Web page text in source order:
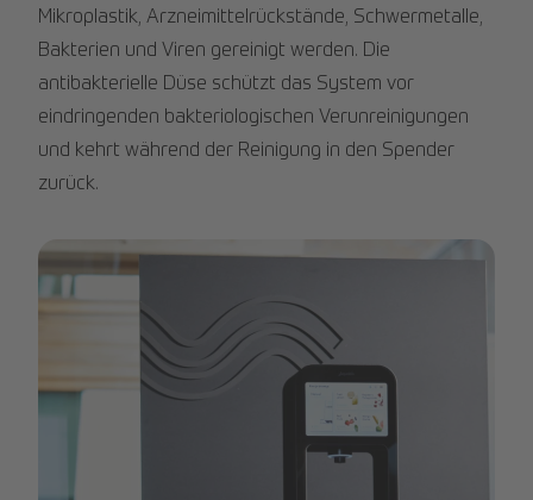
Mikroplastik, Arzneimittelrückstände, Schwermetalle,
Bakterien und Viren gereinigt werden. Die
antibakterielle Düse schützt das System vor
eindringenden bakteriologischen Verunreinigungen
und kehrt während der Reinigung in den Spender
zurück.